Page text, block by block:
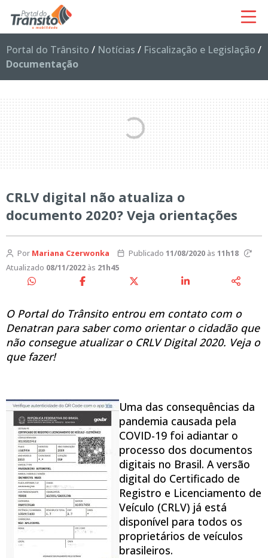
Portal do Trânsito / Notícias / Fiscalização e Legislação /
Documentação
CRLV digital não atualiza o
documento 2020? Veja orientações
Por Mariana Czerwonka Publicado 11/08/2020às 11h18
Atualizado 08/11/2022 às 21h45
O Portal do Trânsito entrou em contato com o
Denatran para saber como orientar o cidadão que
não consegue atualizar o CRLV Digital 2020. Veja o
que fazer!
Uma das consequências da
pandemia causada pela
COVID-19 foi adiantar o
processo dos documentos
digitais no Brasil. A versão
digital do Certificado de
Registro e Licenciamento de
Veículo (CRLV) já está
disponível para todos os
proprietários de veículos
brasileiros.